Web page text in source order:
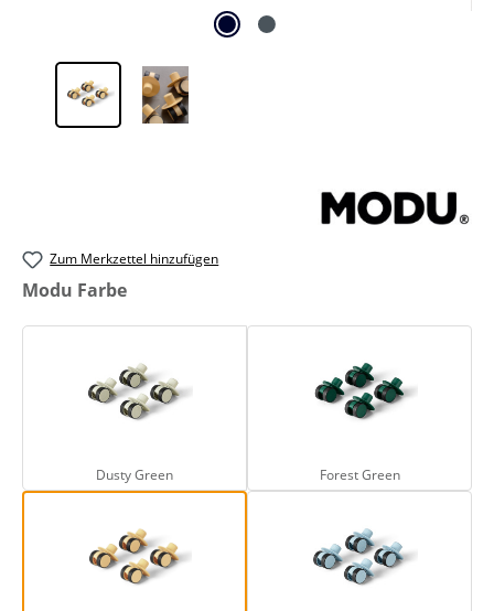
Zum Merkzettel hinzufügen
auswählen
Modu Farbe
Dusty Green
Dusty Green
Forest Green
Forest Green
Honey Yellow Sky Blue